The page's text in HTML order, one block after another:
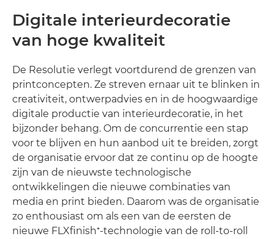
Digitale interieurdecoratie
van hoge kwaliteit
De Resolutie verlegt voortdurend de grenzen van
printconcepten. Ze streven ernaar uit te blinken in
creativiteit, ontwerpadvies en in de hoogwaardige
digitale productie van interieurdecoratie, in het
bijzonder behang. Om de concurrentie een stap
voor te blijven en hun aanbod uit te breiden, zorgt
de organisatie ervoor dat ze continu op de hoogte
zijn van de nieuwste technologische
ontwikkelingen die nieuwe combinaties van
media en print bieden. Daarom was de organisatie
zo enthousiast om als een van de eersten de
nieuwe FLXfinish⁺-technologie van de roll-to-roll